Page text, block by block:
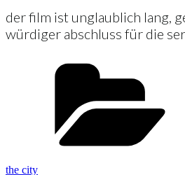
der film ist unglaublich lang,
würdiger abschluss für die
the city